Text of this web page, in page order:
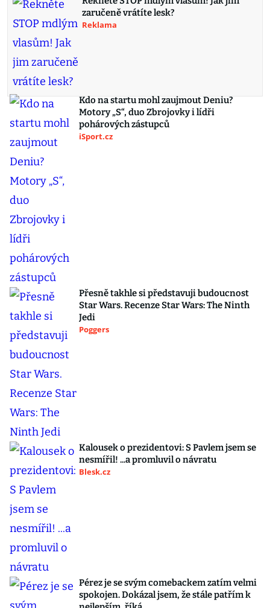
zaručeně vrátíte lesk?
Reklama
Kdo na startu mohl zaujmout Deniu?
Motory „S“, duo Zbrojovky i lídři
pohárových zástupců
iSport.cz
Přesně takhle si představuji budoucnost
Star Wars. Recenze Star Wars: The Ninth
Jedi
Poggers
Kalousek o prezidentovi: S Pavlem jsem se
nesmířil! ...a promluvil o návratu
Blesk.cz
Pérez je se svým comebackem zatím velmi
spokojen. Dokázal jsem, že stále patřím k